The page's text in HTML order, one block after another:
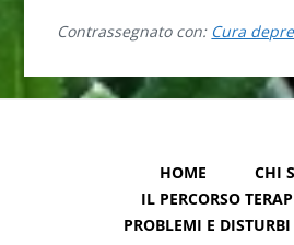
Contrassegnato con: Cura
HOME
CHI
IL PERCORSO
PROBLEMI E